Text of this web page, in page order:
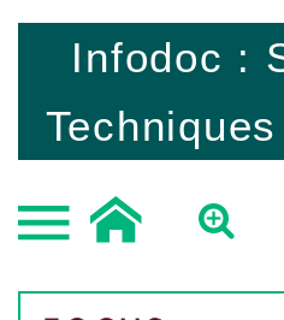
Infodoc :